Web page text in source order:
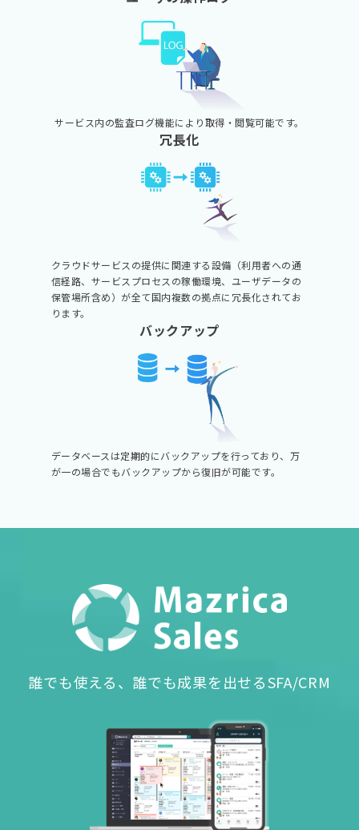
サービス内の監査ログ機能により取得・閲覧可能です。
冗長化
クラウドサービスの提供に関連する設備（利用者への通
信経路、サービスプロセスの稼働環境、ユーザデータの
保管場所含め）が全て国内複数の拠点に冗長化されてお
ります。
バックアップ
データベースは定期的にバックアップを行っており、万
が一の場合でもバックアップから復旧が可能です。
誰でも使える、誰でも成果を出せるSFA/CRM